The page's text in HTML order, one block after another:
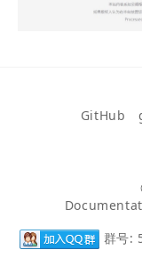
GitHub
群号: